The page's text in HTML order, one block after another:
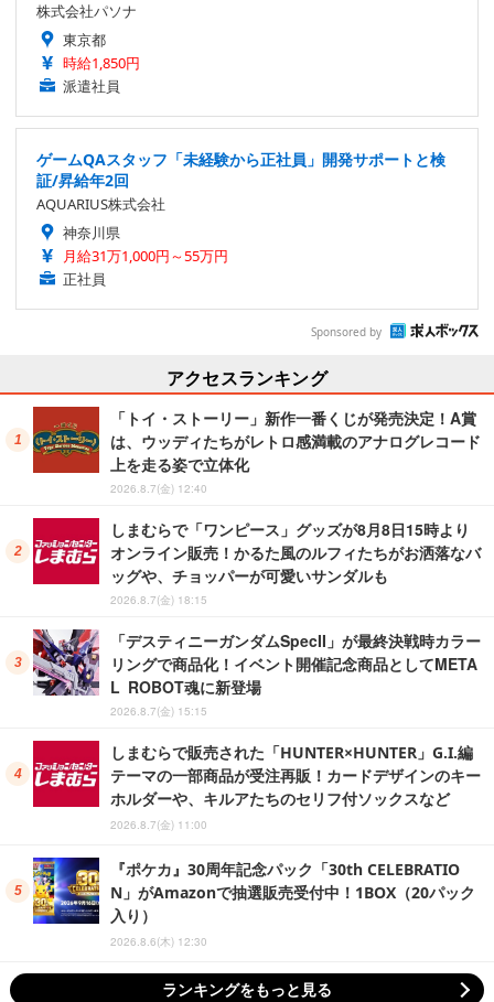
株式会社パソナ
東京都
時給1,850円
派遣社員
ゲームQAスタッフ「未経験から正社員」開発サポートと検
証/昇給年2回
AQUARIUS株式会社
神奈川県
月給31万1,000円～55万円
正社員
Sponsored by
アクセスランキング
「トイ・ストーリー」新作一番くじが発売決定！A賞
は、ウッディたちがレトロ感満載のアナログレコード
上を走る姿で立体化
2026.8.7(金) 12:40
しまむらで「ワンピース」グッズが8月8日15時より
オンライン販売！かるた風のルフィたちがお洒落なバ
ッグや、チョッパーが可愛いサンダルも
2026.8.7(金) 18:15
「デスティニーガンダムSpecII」が最終決戦時カラー
リングで商品化！イベント開催記念商品としてMETA
L ROBOT魂に新登場
2026.8.7(金) 15:15
しまむらで販売された「HUNTER×HUNTER」G.I.編
テーマの一部商品が受注再販！カードデザインのキー
ホルダーや、キルアたちのセリフ付ソックスなど
2026.8.7(金) 11:00
『ポケカ』30周年記念パック「30th CELEBRATIO
N」がAmazonで抽選販売受付中！1BOX（20パック
入り）
2026.8.6(木) 12:30
ランキングをもっと見る